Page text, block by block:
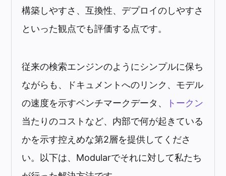
構築しやすさ、互換性、デプロイのしやすさ
といった観点でも評価する点です。
従来の検索エンジンのようにシンプルに保ち
ながらも、ドキュメントへのリンク、モデル
の速度を示すベンチマークデータ、
トークン
当たりのコストなど、内部で何が起きている
かを示す控えめな第2層を提供してくださ
い。以下は、Modularでそれに対して私たち